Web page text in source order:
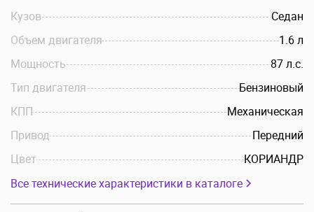
Кузов
Седан
Объем двигателя
1.6 л
Мощность
87 л.c.
Тип двигателя
Бензиновый
КПП
Механическая
Привод
Передний
Цвет
КОРИАНДР
Все технические характеристики в каталоге